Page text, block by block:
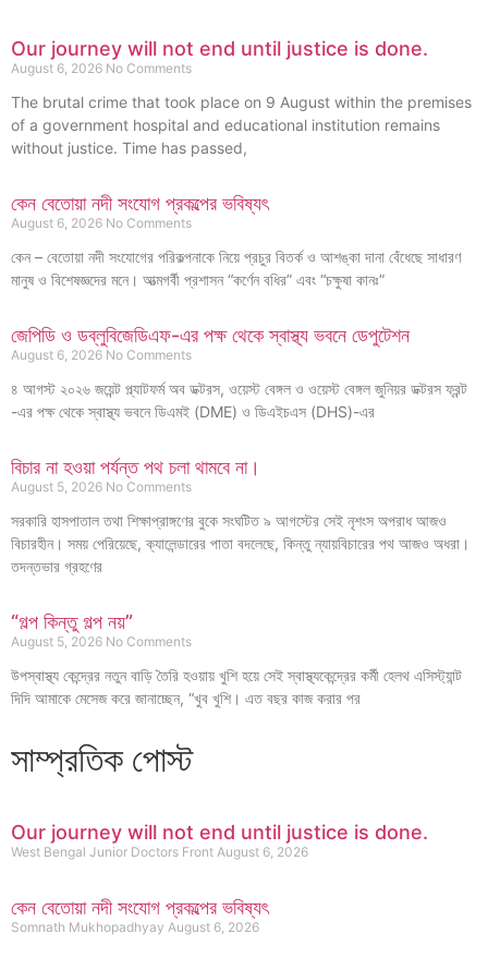
Our journey will not end until justice is done.
August 6, 2026 No Comments
The brutal crime that took place on 9 August within the premises
of a government hospital and educational institution remains
without justice. Time has passed,
কেন বেতোয়া নদী সংযোগ প্রকল্পের ভবিষ্যৎ
August 6, 2026 No Comments
কেন – বেতোয়া নদী সংযোগের পরিকল্পনাকে নিয়ে প্রচুর বিতর্ক ও আশঙ্কা দানা বেঁধেছে সাধারণ
মানুষ ও বিশেষজ্ঞদের মনে। আত্মগর্বী প্রশাসন “কর্ণেন বধির” এবং “চক্ষুষা কানঃ”
জেপিডি ও ডব্লুবিজেডিএফ-এর পক্ষ থেকে স্বাস্থ্য ভবনে ডেপুটেশন
August 6, 2026 No Comments
৪ আগস্ট ২০২৬ জয়েন্ট প্ল্যাটফর্ম অব ডক্টরস, ওয়েস্ট বেঙ্গল ও ওয়েস্ট বেঙ্গল জুনিয়র ডক্টরস ফ্রন্ট
-এর পক্ষ থেকে স্বাস্থ্য ভবনে ডিএমই (DME) ও ডিএইচএস (DHS)-এর
বিচার না হওয়া পর্যন্ত পথ চলা থামবে না।
August 5, 2026 No Comments
সরকারি হাসপাতাল তথা শিক্ষাপ্রাঙ্গণের বুকে সংঘটিত ৯ আগস্টের সেই নৃশংস অপরাধ আজও
বিচারহীন। সময় পেরিয়েছে, ক্যালেন্ডারের পাতা বদলেছে, কিন্তু ন্যায়বিচারের পথ আজও অধরা।
তদন্তভার গ্রহণের
“গল্প কিন্তু গল্প নয়”
August 5, 2026 No Comments
উপস্বাস্থ্য কেন্দ্রের নতুন বাড়ি তৈরি হওয়ায় খুশি হয়ে সেই স্বাস্থ্যকেন্দ্রের কর্মী হেলথ এসিস্ট্যান্ট
দিদি আমাকে মেসেজ করে জানাচ্ছেন, “খুব খুশি। এত বছর কাজ করার পর
সাম্প্রতিক পোস্ট
Our journey will not end until justice is done.
West Bengal Junior Doctors Front August 6, 2026
কেন বেতোয়া নদী সংযোগ প্রকল্পের ভবিষ্যৎ
Somnath Mukhopadhyay August 6, 2026